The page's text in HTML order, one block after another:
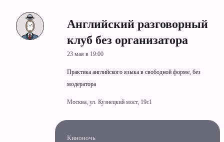
Английский разговорный
клуб без организатора
23 мая в 19:00
Практика английского языка в свободной форме, без
модератора
Москва, ул. Кузнецкий мост, 19c1
Киноночь